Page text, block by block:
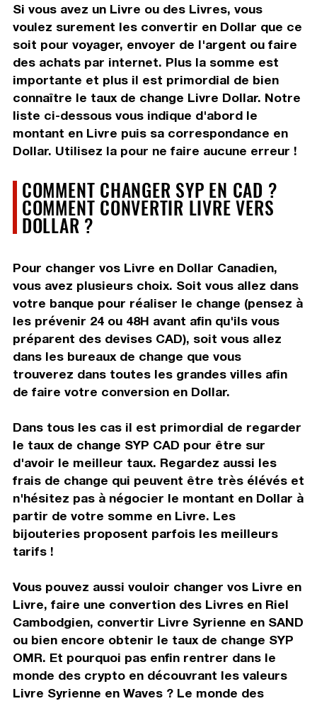
Si vous avez un Livre ou des Livres, vous
voulez surement les convertir en Dollar que ce
soit pour voyager, envoyer de l'argent ou faire
des achats par internet. Plus la somme est
importante et plus il est primordial de bien
connaître le taux de change Livre Dollar. Notre
liste ci-dessous vous indique d'abord le
montant en Livre puis sa correspondance en
Dollar. Utilisez la pour ne faire aucune erreur !
COMMENT CHANGER SYP EN CAD ?
COMMENT CONVERTIR LIVRE VERS
DOLLAR ?
Pour changer vos Livre en Dollar Canadien,
vous avez plusieurs choix. Soit vous allez dans
votre banque pour réaliser le change (pensez à
les prévenir 24 ou 48H avant afin qu'ils vous
préparent des devises CAD), soit vous allez
dans les bureaux de change que vous
trouverez dans toutes les grandes villes afin
de faire votre conversion en Dollar.
Dans tous les cas il est primordial de regarder
le taux de change SYP CAD pour être sur
d'avoir le meilleur taux. Regardez aussi les
frais de change qui peuvent être très élévés et
n'hésitez pas à négocier le montant en Dollar à
partir de votre somme en Livre. Les
bijouteries proposent parfois les meilleurs
tarifs !
Vous pouvez aussi vouloir changer vos Livre en
Livre, faire une convertion des Livres en Riel
Cambodgien, convertir Livre Syrienne en SAND
ou bien encore obtenir le taux de change SYP
OMR. Et pourquoi pas enfin rentrer dans le
monde des crypto en découvrant les valeurs
Livre Syrienne en Waves ? Le monde des